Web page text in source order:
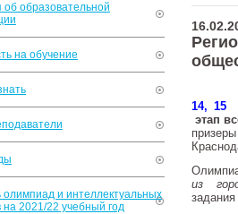
образовательной
на обучение
олимпиад и интеллектуальных
на 2021/22 учебный год
14, 15
этап
из